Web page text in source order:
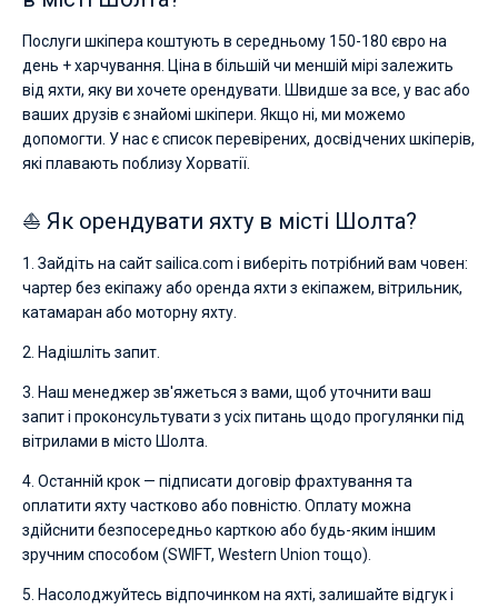
Послуги шкіпера коштують в середньому 150-180 євро на
день + харчування. Ціна в більшій чи меншій мірі залежить
від яхти, яку ви хочете орендувати. Швидше за все, у вас або
ваших друзів є знайомі шкіпери. Якщо ні, ми можемо
допомогти. У нас є список перевірених, досвідчених шкіперів,
які плавають поблизу Хорватії.
⛵ Як орендувати яхту в місті Шолта?
1. Зайдіть на сайт sailica.com і виберіть потрібний вам човен:
чартер без екіпажу або оренда яхти з екіпажем, вітрильник,
катамаран або моторну яхту.
2. Надішліть запит.
3. Наш менеджер зв'яжеться з вами, щоб уточнити ваш
запит і проконсультувати з усіх питань щодо прогулянки під
вітрилами в місто Шолта.
4. Останній крок — підписати договір фрахтування та
оплатити яхту частково або повністю. Оплату можна
здійснити безпосередньо карткою або будь-яким іншим
зручним способом (SWIFT, Western Union тощо).
5. Насолоджуйтесь відпочинком на яхті, залишайте відгук і